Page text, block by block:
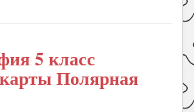
5 класс
Полярная